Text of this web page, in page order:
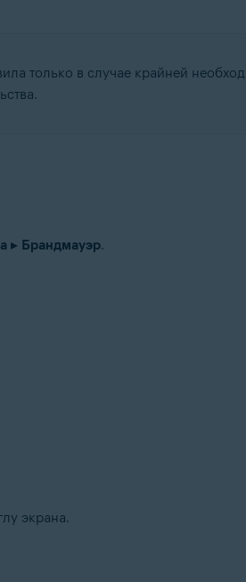
только в случае крайней
▸ Брандмауэр.
экрана.